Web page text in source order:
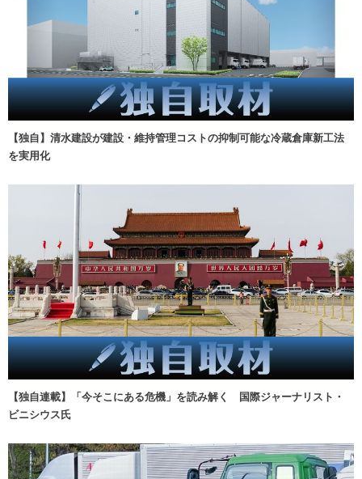
【独自】清水建設が建設・維持管理コストの抑制可能な冷蔵倉庫新工法
を実用化
【独自連載】「今そこにある危機」を読み解く 国際ジャーナリスト・
ビニシウス氏